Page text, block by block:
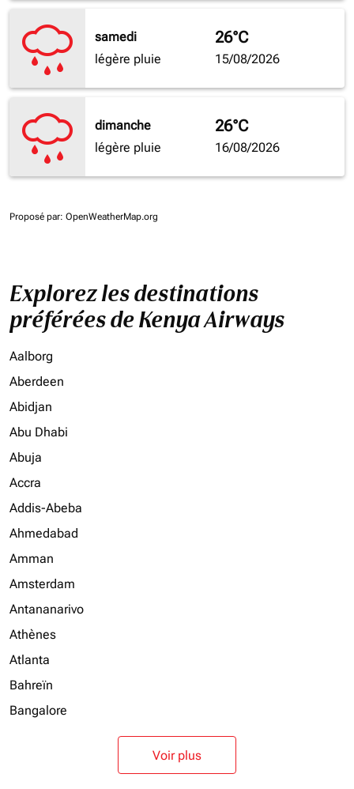
samedi
légère pluie
26°C
15/08/2026
dimanche
légère pluie
26°C
16/08/2026
Proposé par: OpenWeatherMap.org
Explorez les destinations
préférées de Kenya Airways
Aalborg
Aberdeen
Abidjan
Abu Dhabi
Abuja
Accra
Addis-Abeba
Ahmedabad
Amman
Amsterdam
Antananarivo
Athènes
Atlanta
Bahreïn
Bangalore
Voir plus